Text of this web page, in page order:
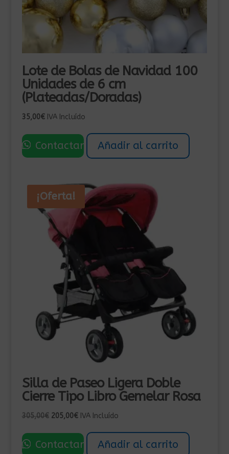
Lote de Bolas de Navidad 100
Unidades de 6 cm
(Plateadas/Doradas)
35,00€ IVA Incluído
Contactar Añadir al carrito
¡Oferta!
Silla de Paseo Ligera Doble
Cierre Tipo Libro Gemelar Rosa
305,00€ El
original
era:
205,00€El
actual
es:
IVA Incluído
Contactar Añadir al carrito